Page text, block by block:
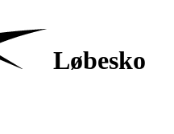
Løbesko